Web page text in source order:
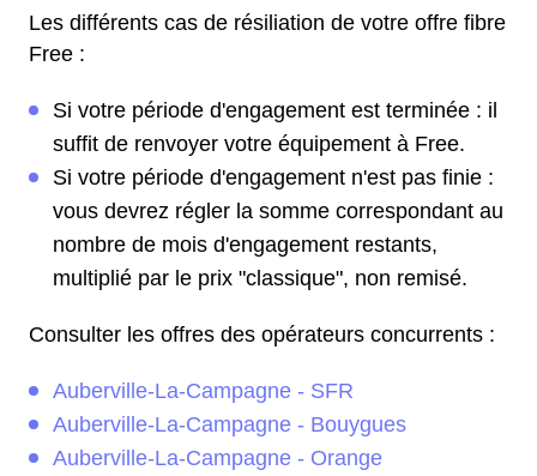
Les différents cas de résiliation de votre offre fibre
Free :
Si votre période d'engagement est terminée : il
suffit de renvoyer votre équipement à Free.
Si votre période d'engagement n'est pas finie :
vous devrez régler la somme correspondant au
nombre de mois d'engagement restants,
multiplié par le prix "classique", non remisé.
Consulter les offres des opérateurs concurrents :
Auberville-La-Campagne - SFR
Auberville-La-Campagne - Bouygues
Auberville-La-Campagne - Orange